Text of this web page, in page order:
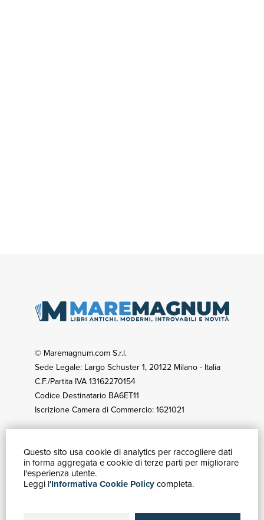
Questo sito usa cookie di analytics per raccogliere dati
in forma aggregata e cookie di terze parti per migliorare
l'esperienza utente.
Leggi l'Informativa Cookie Policycompleta.
© Maremagnum.com S.r.l.
Sede Legale: Largo Schuster 1, 20122 Milano - Italia
C.F./Partita IVA 13162270154
Codice Destinatario BA6ET11
Iscrizione Camera di Commercio: 1621021
GUIDA ACQUISTI
Ricerca avanzata
Spedizioni